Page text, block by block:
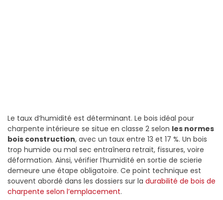
Le taux d’humidité est déterminant. Le bois idéal pour
charpente intérieure se situe en classe 2 selon les normes
bois construction, avec un taux entre 13 et 17 %. Un bois
trop humide ou mal sec entraînera retrait, fissures, voire
déformation. Ainsi, vérifier l’humidité en sortie de scierie
demeure une étape obligatoire. Ce point technique est
souvent abordé dans les dossiers sur la durabilité de bois de
charpente selon l’emplacement.